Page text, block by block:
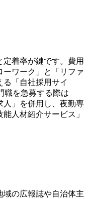
着率が鍵です。費用
ーワーク」と「リファ
「自社採用サイ
職を急募する際は
人」を併用し、夜勤専
人材紹介サービス」
の広報誌や自治体主